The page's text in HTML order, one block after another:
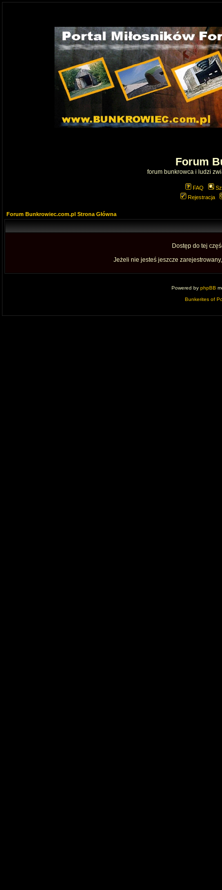
Forum
forum bunkrowca i ludzi
FAQ
Rejestracja
Forum Bunkrowiec.com.pl Strona Główna
Dostęp do tej
Jeżeli nie jesteś jeszcze
Powered by phpBB
Bunkerites of